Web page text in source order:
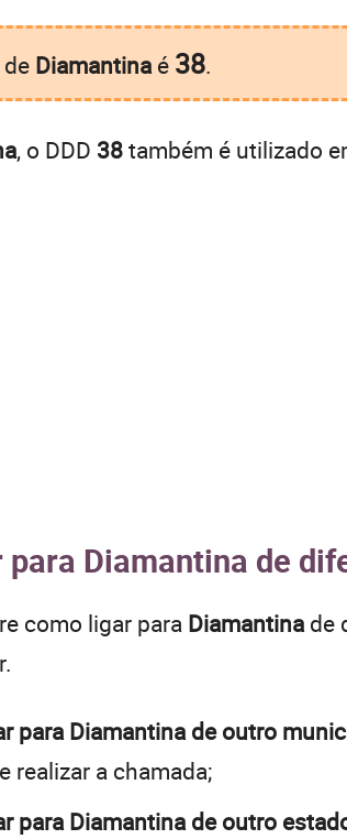
Diamantinaé 38.
, o DDD 38também é utilizado
para Diamantina de
como ligar para Diamantinade
para Diamantina de outro
realizar a chamada;
para Diamantina de outro